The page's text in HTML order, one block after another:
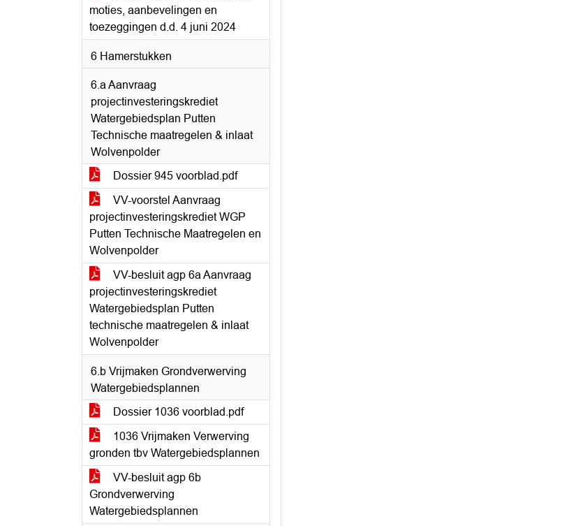
moties, aanbevelingen en
toezeggingen d.d. 4 juni 2024
6 Hamerstukken
6.a Aanvraag
projectinvesteringskrediet
Watergebiedsplan Putten
Technische maatregelen & inlaat
Wolvenpolder
Dossier 945 voorblad.pdf
VV-voorstel Aanvraag
projectinvesteringskrediet WGP
Putten Technische Maatregelen en
Wolvenpolder
VV-besluit agp 6a Aanvraag
projectinvesteringskrediet
Watergebiedsplan Putten
technische maatregelen & inlaat
Wolvenpolder
6.b Vrijmaken Grondverwerving
Watergebiedsplannen
Dossier 1036 voorblad.pdf
1036 Vrijmaken Verwerving
gronden tbv Watergebiedsplannen
VV-besluit agp 6b
Grondverwerving
Watergebiedsplannen